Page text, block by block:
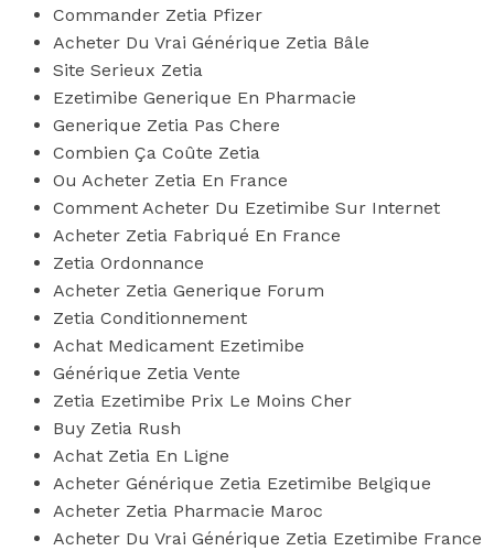
Commander Zetia Pfizer
Acheter Du Vrai Générique Zetia Bâle
Site Serieux Zetia
Ezetimibe Generique En Pharmacie
Generique Zetia Pas Chere
Combien Ça Coûte Zetia
Ou Acheter Zetia En France
Comment Acheter Du Ezetimibe Sur Internet
Acheter Zetia Fabriqué En France
Zetia Ordonnance
Acheter Zetia Generique Forum
Zetia Conditionnement
Achat Medicament Ezetimibe
Générique Zetia Vente
Zetia Ezetimibe Prix Le Moins Cher
Buy Zetia Rush
Achat Zetia En Ligne
Acheter Générique Zetia Ezetimibe Belgique
Acheter Zetia Pharmacie Maroc
Acheter Du Vrai Générique Zetia Ezetimibe France